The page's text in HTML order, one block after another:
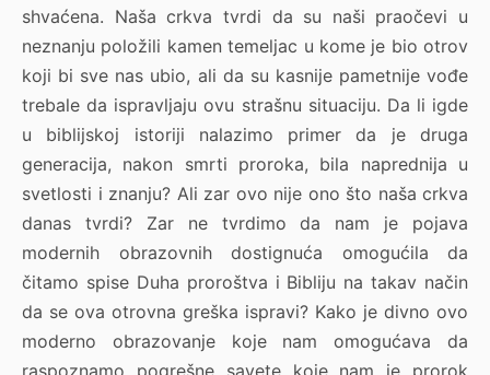
shvaćena. Naša crkva tvrdi da su naši praočevi u
neznanju položili kamen temeljac u kome je bio otrov
koji bi sve nas ubio, ali da su kasnije pametnije vođe
trebale da ispravljaju ovu strašnu situaciju. Da li igde
u biblijskoj istoriji nalazimo primer da je druga
generacija, nakon smrti proroka, bila naprednija u
svetlosti i znanju? Ali zar ovo nije ono što naša crkva
danas tvrdi? Zar ne tvrdimo da nam je pojava
modernih obrazovnih dostignuća omogućila da
čitamo spise Duha proroštva i Bibliju na takav način
da se ova otrovna greška ispravi? Kako je divno ovo
moderno obrazovanje koje nam omogućava da